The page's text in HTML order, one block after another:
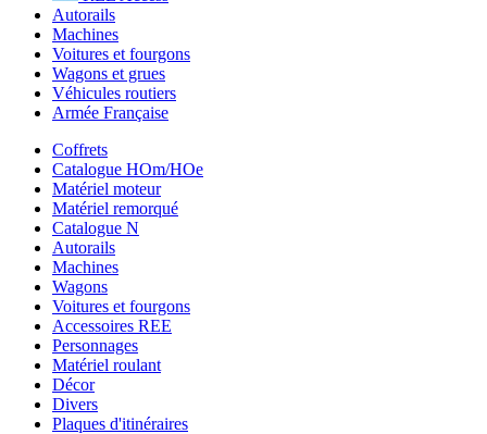
Autorails
Machines
Voitures et fourgons
Wagons et grues
Véhicules routiers
Armée Française
Coffrets
Catalogue HOm/HOe
Matériel moteur
Matériel remorqué
Catalogue N
Autorails
Machines
Wagons
Voitures et fourgons
Accessoires REE
Personnages
Matériel roulant
Décor
Divers
Plaques d'itinéraires